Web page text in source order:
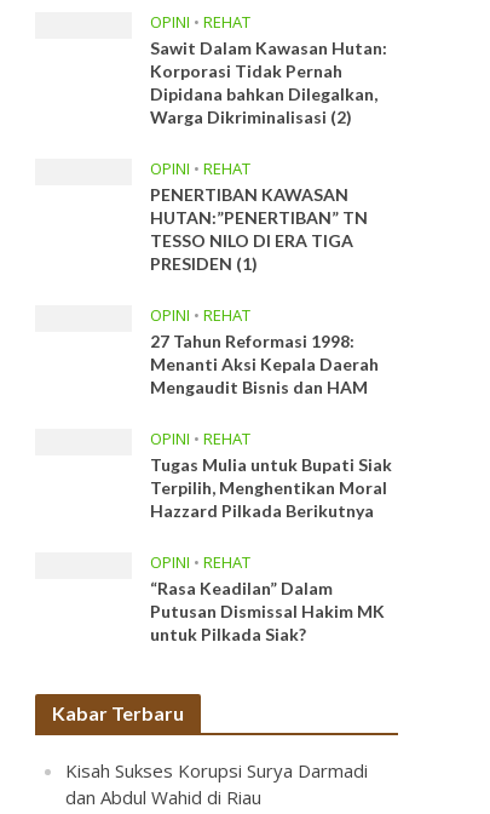
OPINI • REHAT
Sawit Dalam Kawasan Hutan:
Korporasi Tidak Pernah
Dipidana bahkan Dilegalkan,
Warga Dikriminalisasi (2)
OPINI • REHAT
PENERTIBAN KAWASAN
HUTAN:”PENERTIBAN” TN
TESSO NILO DI ERA TIGA
PRESIDEN (1)
OPINI • REHAT
27 Tahun Reformasi 1998:
Menanti Aksi Kepala Daerah
Mengaudit Bisnis dan HAM
OPINI • REHAT
Tugas Mulia untuk Bupati Siak
Terpilih, Menghentikan Moral
Hazzard Pilkada Berikutnya
OPINI • REHAT
“Rasa Keadilan” Dalam
Putusan Dismissal Hakim MK
untuk Pilkada Siak?
Kabar Terbaru
Kisah Sukses Korupsi Surya Darmadi
dan Abdul Wahid di Riau